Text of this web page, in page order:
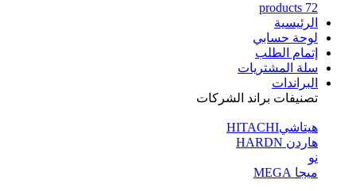
72 products
الرئيسية
لوحة حسابي
إتمام الطلب
سلة المشتريات
البراندات
تصنيفات براند الشركات
هيتاشيHITACHI
هاردن HARDN
نو
ميجا MEGA